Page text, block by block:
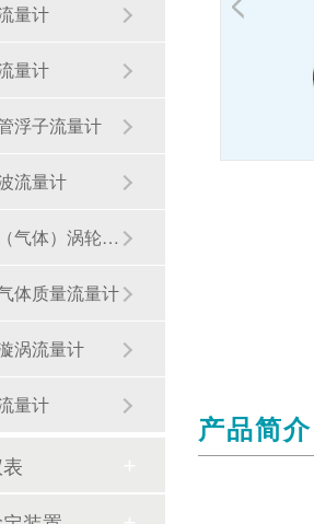
产品简介
量计
量计
浮子流量计
流量计
液体（气体）涡轮流量计
体质量流量计
涡流量计
量计